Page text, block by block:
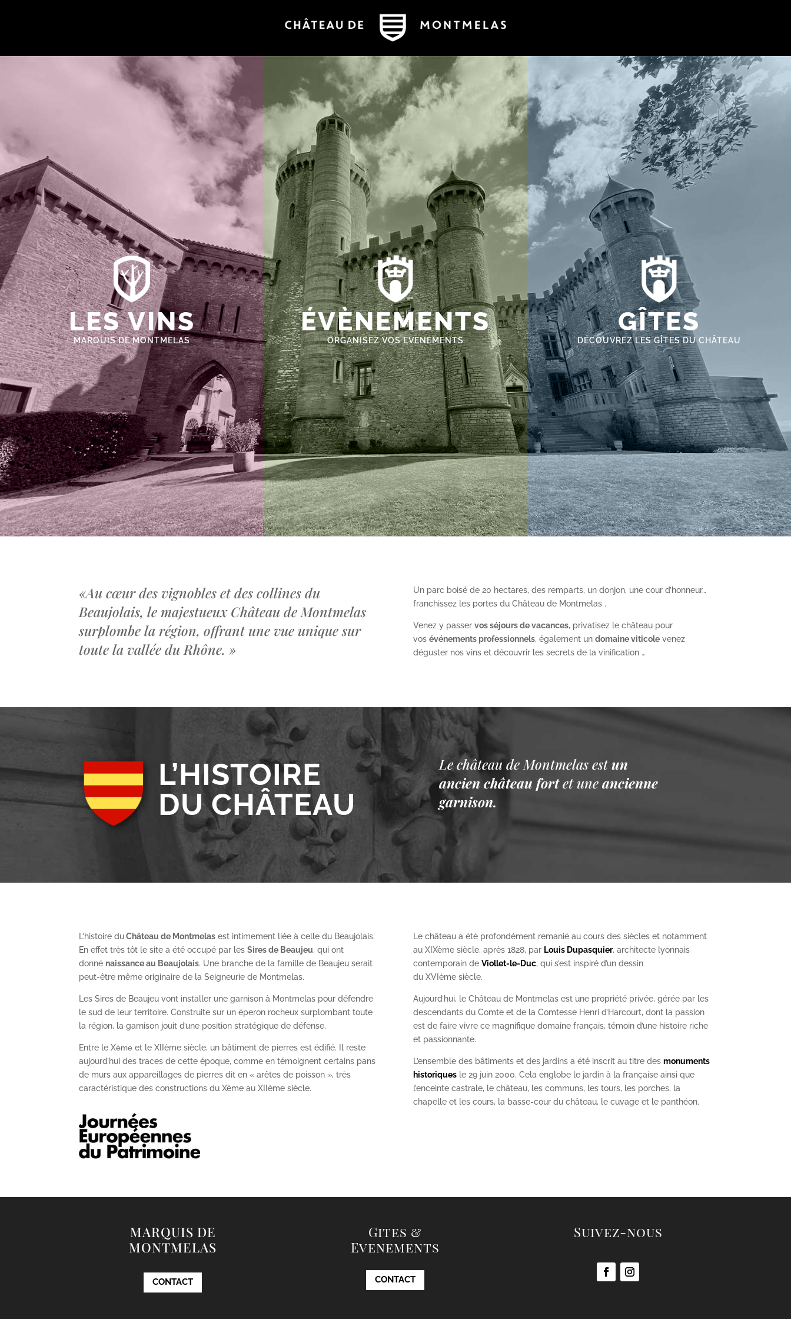
LES VINS
MARQUIS DE MONTMELAS
ÉVÈNEMENTS
ORGANISEZ VOS EVENEMENTS
GÎTES
DÉCOUVREZ LES GÎTES DU CHÂTEAU
«Au cœur des vignobles et des collines du
Beaujolais, le majestueux Château de Montmelas
surplombe la région, offrant une vue unique sur
toute la vallée du Rhône. »
Un parc boisé de 20 hectares, des remparts, un donjon, une cour d’honneur…
franchissez les portes du Château de Montmelas .
Venez y passer vos séjours de vacances, privatisez le château pour
vos événements professionnels, également un domaine viticolevenez
déguster nos vins et découvrir les secrets de la vinification …
L’HISTOIRE
DU CHÂTEAU
Le château de Montmelas est un
ancien château fort et une ancienne
garnison.
L’histoire duChâteau de Montmelas est intimement liée à celle du Beaujolais.
En effet très tôt le site a été occupé par lesSires de Beaujeu, qui ont
donné naissance au Beaujolais. Une branche de la famille de Beaujeu serait
peut-être même originaire de la Seigneurie de Montmelas.
Les Sires de Beaujeu vont installer une garnison à Montmelas pour défendre
le sud de leur territoire. Construite sur un éperon rocheux surplombant toute
la région, la garnison jouit d’une position stratégique de défense.
Entre le Xème et le XIIème siècle, un bâtiment de pierres est édifié. Il reste
aujourd’hui des traces de cette époque, comme en témoignent certains pans
de murs aux appareillages de pierres dit en « arêtes de poisson », très
caractéristique des constructions du Xème au XIIème siècle.
Le château a été profondément remanié au cours des siècles et notamment
au XIXèmesiècle, après 1828, par Louis Dupasquier, architecte lyonnais
contemporain de Viollet-le-Duc, qui s’est inspiré d’un dessin
du XVI èmesiècle.
Aujourd’hui, le Château de Montmelas est une propriété privée, gérée par les
descendants du Comte et de la Comtesse Henri d’Harcourt, dont la passion
est de faire vivre ce magnifique domaine français, témoin d’une histoire riche
et passionnante.
L’ensemble des bâtiments et des jardins a été inscrit au titre des monuments
historiquesle 29 juin 2000. Cela englobe le jardin à la française ainsi que
l’enceinte castrale, le château, les communs, les tours, les porches, la
chapelle et les cours, la basse-cour du château, le cuvage et le panthéon.
MARQUIS DE
MONTMELAS
CONTACT
Gites &
Evenements
CONTACT
Suivez-nous